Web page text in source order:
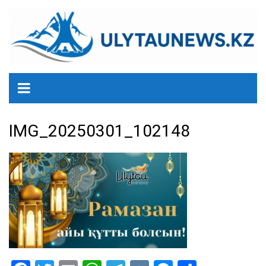
содержанию
IMG_20250301_102148